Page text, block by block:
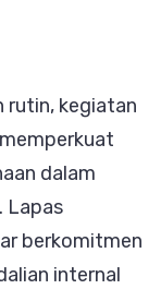
rutin, kegiatan
dalam
Lapas
berkomitmen
internal